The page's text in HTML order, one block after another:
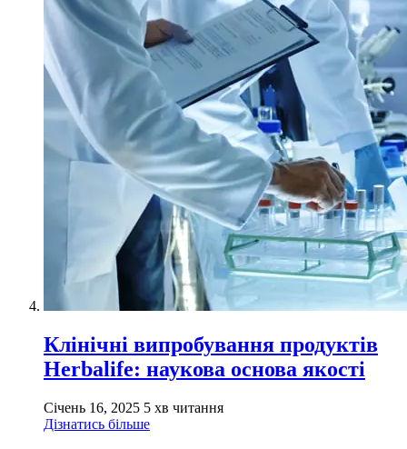
Клінічні випробування продуктів
Herbalife: наукова основа якості
Січень 16, 2025 5 хв читання
Дізнатись більше